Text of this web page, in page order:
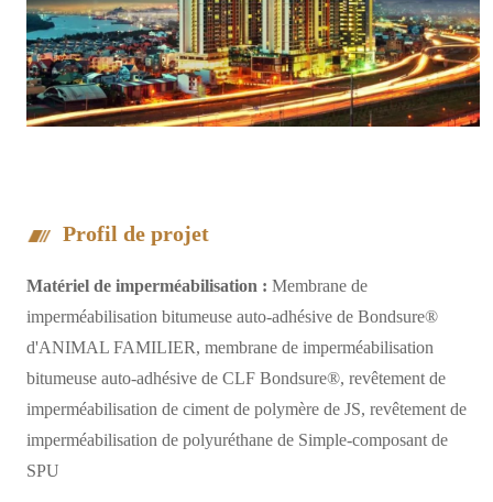
Profil de projet
Matériel de imperméabilisation : Membrane de
imperméabilisation bitumeuse auto-adhésive de Bondsure®
d'ANIMAL FAMILIER, membrane de imperméabilisation
bitumeuse auto-adhésive de CLF Bondsure®, revêtement de
imperméabilisation de ciment de polymère de JS, revêtement de
imperméabilisation de polyuréthane de Simple-composant de
SPU